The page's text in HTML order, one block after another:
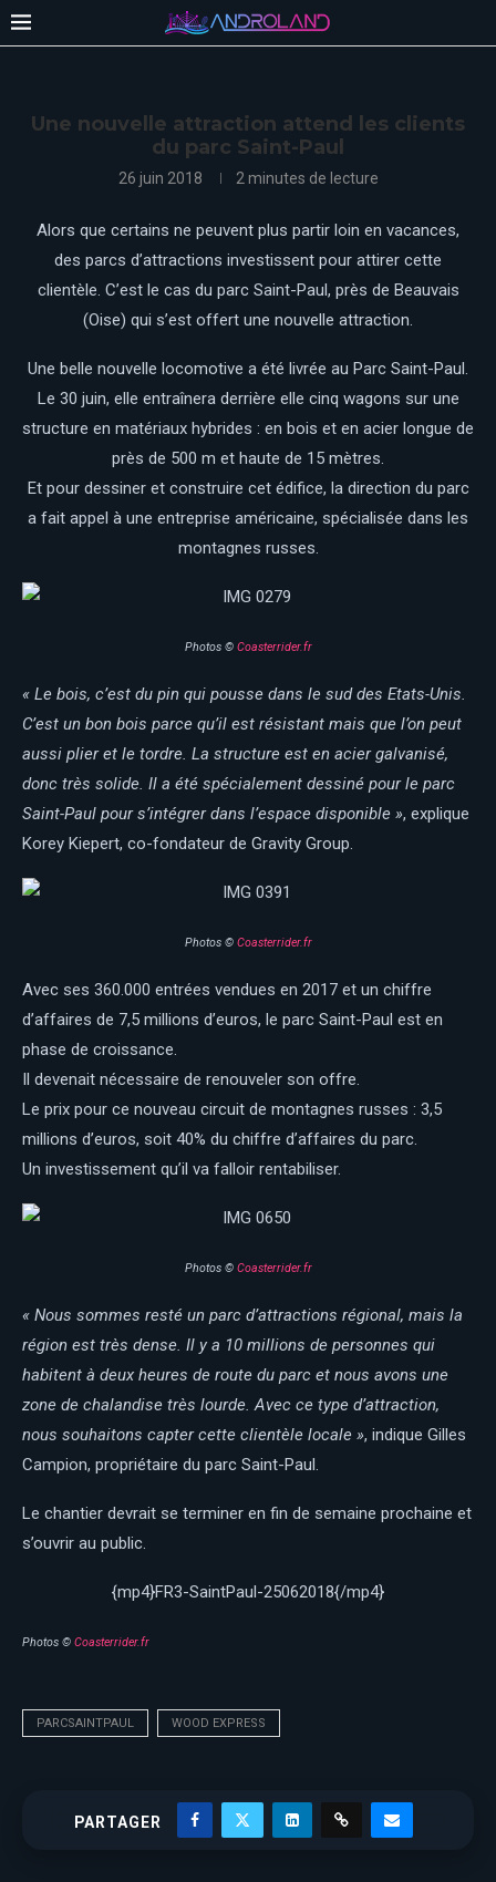
Une nouvelle attraction attend les clients
du parc Saint-Paul
26 juin 2018 2 minutes de lecture
Alors que certains ne peuvent plus partir loin en vacances,
des parcs d’attractions investissent pour attirer cette
clientèle. C’est le cas du parc Saint-Paul, près de Beauvais
(Oise) qui s’est offert une nouvelle attraction.
Une belle nouvelle locomotive a été livrée au Parc Saint-Paul.
Le 30 juin, elle entraînera derrière elle cinq wagons sur une
structure en matériaux hybrides : en bois et en acier longue de
près de 500 m et haute de 15 mètres.
Et pour dessiner et construire cet édifice, la direction du parc
a fait appel à une entreprise américaine, spécialisée dans les
montagnes russes.
Photos © Coasterrider.fr
« Le bois, c’est du pin qui pousse dans le sud des Etats-Unis.
C’est un bon bois parce qu’il est résistant mais que l’on peut
aussi plier et le tordre. La structure est en acier galvanisé,
donc très solide. Il a été spécialement dessiné pour le parc
Saint-Paul pour s’intégrer dans l’espace disponible », explique
Korey Kiepert, co-fondateur de Gravity Group.
Photos © Coasterrider.fr
Avec ses 360.000 entrées vendues en 2017 et un chiffre
d’affaires de 7,5 millions d’euros, le parc Saint-Paul est en
phase de croissance.
Il devenait nécessaire de renouveler son offre.
Le prix pour ce nouveau circuit de montagnes russes : 3,5
millions d’euros, soit 40% du chiffre d’affaires du parc.
Un investissement qu’il va falloir rentabiliser.
Photos © Coasterrider.fr
« Nous sommes resté un parc d’attractions régional, mais la
région est très dense. Il y a 10 millions de personnes qui
habitent à deux heures de route du parc et nous avons une
zone de chalandise très lourde. Avec ce type d’attraction,
nous souhaitons capter cette clientèle locale », indique Gilles
Campion, propriétaire du parc Saint-Paul.
Le chantier devrait se terminer en fin de semaine prochaine et
s’ouvrir au public.
{mp4}FR3-SaintPaul-25062018{/mp4}
Photos © Coasterrider.fr
PARCSAINTPAUL WOOD EXPRESS
PARTAGER